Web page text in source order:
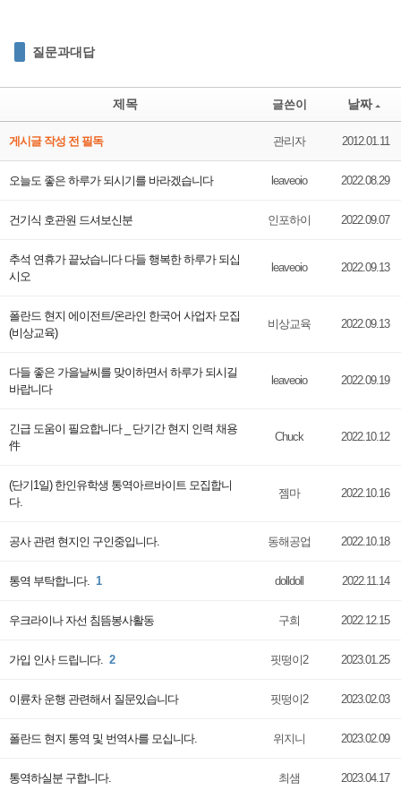
질문과대답
제목 글쓴이 날짜
게시글 작성 전 필독 관리자 2012.01.11
오늘도 좋은 하루가 되시기를 바라겠습니다 leaveoio 2022.08.29
건기식 호관원 드셔보신분 인포하이 2022.09.07
추석 연휴가 끝났습니다 다들 행복한 하루가 되십
시오
leaveoio 2022.09.13
폴란드 현지 에이전트/온라인 한국어 사업자 모집
(비상교육)
비상교육 2022.09.13
다들 좋은 가을날씨를 맞이하면서 하루가 되시길
바랍니다
leaveoio 2022.09.19
긴급 도움이 필요합니다 _ 단기간 현지 인력 채용
件
Chuck 2022.10.12
(단기1일) 한인유학생 통역아르바이트 모집합니
다.
젬마 2022.10.16
공사 관련 현지인 구인중입니다. 동해공업 2022.10.18
통역 부탁합니다. 1 dolldoll 2022.11.14
우크라이나 자선 침뜸봉사활동 구희 2022.12.15
가입 인사 드립니다. 2 핏떵이2 2023.01.25
이륜차 운행 관련해서 질문있습니다 핏떵이2 2023.02.03
폴란드 현지 통역 및 번역사를 모십니다. 위지니 2023.02.09
통역하실분 구합니다. 최샘 2023.04.17